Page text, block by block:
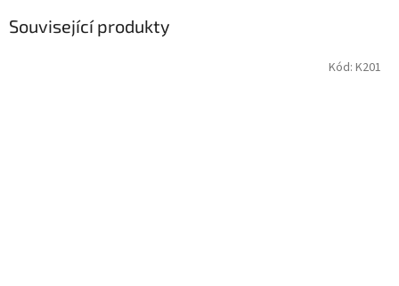
Související produkty
Kód: K201